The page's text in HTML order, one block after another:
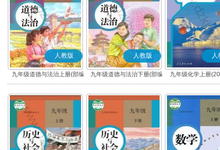
人教版
九年级道德与法治上册(部编
版)
人教版
九年级道德与法治下册(部编
版)
人
九年级化学上册